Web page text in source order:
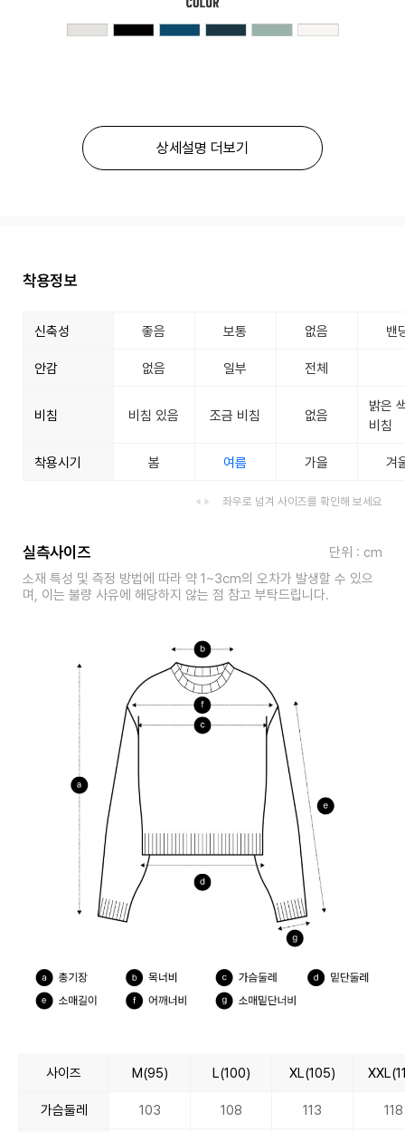
상세설명 더보기
착용정보
신축성 좋음 보통 없음 밴
안감 없음 일부 전체
비침 비침 있음 조금 비침 없음
밝은
비침
착용시기 봄 여름 가을 겨
좌우로 넘겨 사이즈를 확인해 보세요
실측사이즈
단위 : cm
소재 특성 및 측정 방법에 따라 약 1~3cm의 오차가 발생할 수 있으
며, 이는 불량 사유에 해당하지 않는 점 참고 부탁드립니다.
사이즈 M(95) L(100) XL(105)
가슴둘레 103 108 113 118